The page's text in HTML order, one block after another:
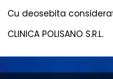
Cu deosebita
CLINICA POLISANO S.R.L.